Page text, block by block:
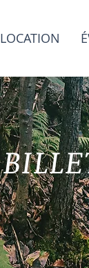
LOCATION